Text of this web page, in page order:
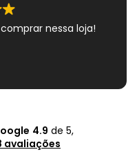
nessa loja!
4.9 de 5,
avaliações